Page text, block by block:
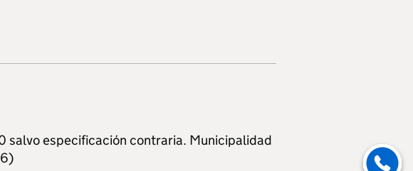
Enviar
salvo especificación contraria. Municipalidad